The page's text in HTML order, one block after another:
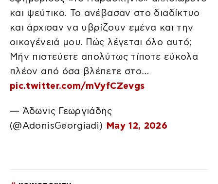
και ψεύτικο. Το ανέβασαν στο διαδίκτυο
και άρχισαν να υβρίζουν εμένα και την
οικογένειά μου. Πώς λέγεται όλο αυτό;
Μήν πιστεύετε απολύτως τίποτε εύκολα
πλέον από όσα βλέπετε στο…
pic.twitter.com/mVyfCZevgs
— Άδωνις Γεωργιάδης
(@AdonisGeorgiadi) May 12, 2026